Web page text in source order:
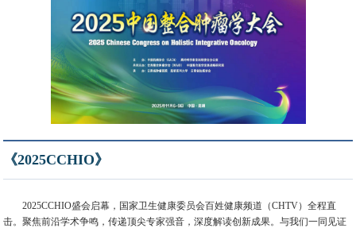
《2025CCHIO》
2025CCHIO盛会启幕，国家卫生健康委员会百姓健康频道（CHTV）全程直
击。聚焦前沿学术争鸣，传递顶尖专家强音，深度解读创新成果。与我们一同见证